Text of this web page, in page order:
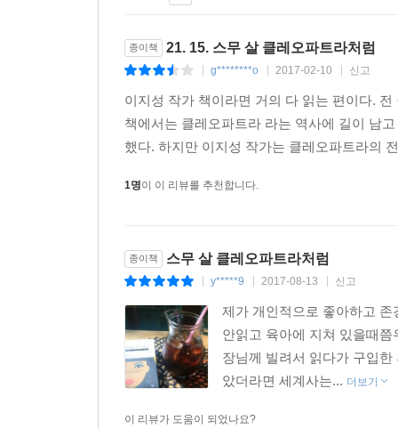
종이책 21. 15. 스무 살 클레오파트라처럼
g********o 2017-02-10 신고
이지성 작가 책이라면 거의 다 읽는 편이다.
책에서는 클레오파트라 라는 역사에 길이 남
했다. 하지만 이지성 작가는 클레오파트라의
1명이 이 리뷰를 추천합니다.
종이책 스무 살 클레오파트라처럼
y*****9 2017-08-13 신고
제가 개인적으로 좋아하고
안읽고 육아에 지쳐 있을때
장님께 빌려서 읽다가 구입
았더라면 세계사는... 더보기
이 리뷰가 도움이 되었나요?